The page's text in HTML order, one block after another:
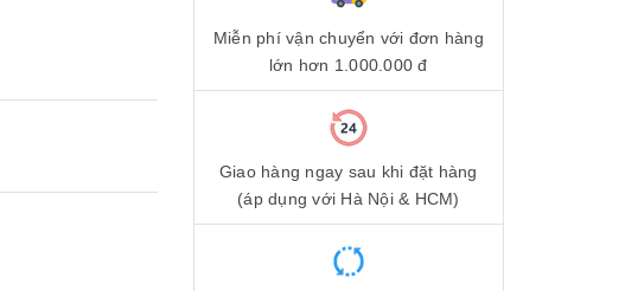
Miễn phí vận chuyển với đơn hàng
lớn hơn 1.000.000 đ
Giao hàng ngay sau khi đặt hàng
(áp dụng với Hà Nội & HCM)